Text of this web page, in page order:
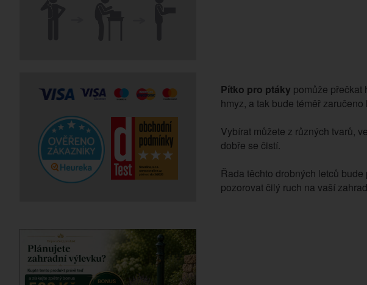
Pítko pro ptáky pomůže přečkat
hmyz, a tak bude téměř
Vybírat můžete z různých tvarů,
dobře se čistí.
Řada těchto drobných letců
pozorovat čilý ruch na vaší